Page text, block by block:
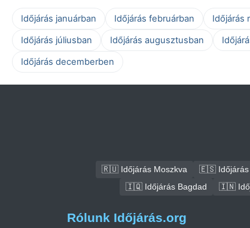
Időjárás januárban Időjárás februárban Időjárás
Időjárás júliusban
Időjárás augusztusban
Időjárás decemberben
🇷🇺 Időjárás Moszkva 🇪🇸 Időjárás
🇮🇶 Időjárás Bagdad
🇮🇳
Rólunk Időjárás.org